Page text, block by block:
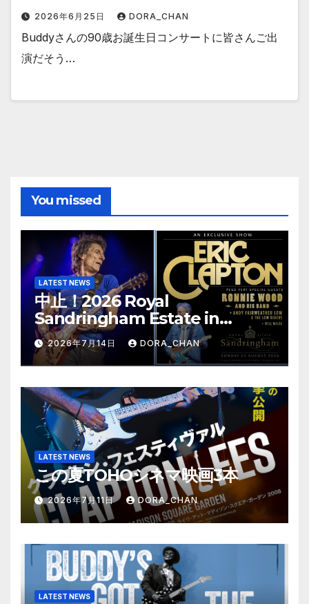
2026年6月25日 DORA_CHAN
Buddyさんの90歳お誕生日コンサートに皆さんご出
演だそう…
You missed
LATEST NEWS
中止！2026 Royal
Sandringham Estate in
Norfolk-Update
2026年7月14日 DORA_CHAN
LATEST NEWS
この夏TOHOシネマ映画3本
2026年7月11日 DORA_CHAN
LATEST NEWS